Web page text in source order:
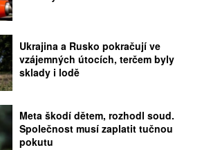
Ukrajina a Rusko pokračují ve
vzájemných útocích, terčem byly
sklady i lodě
Meta škodí dětem, rozhodl soud.
Společnost musí zaplatit tučnou
pokutu